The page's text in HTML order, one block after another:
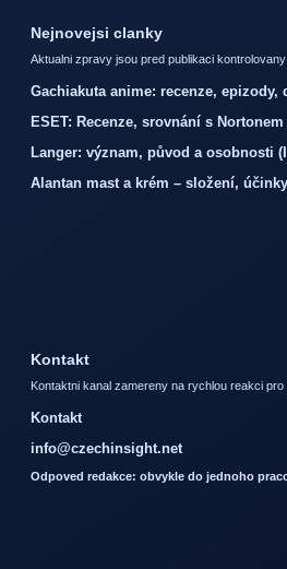
Nejnovejsi clanky
Aktualni zpravy jsou pred publikaci kontrolovany
Gachiakuta anime: recenze, epizody,
ESET: Recenze, srovnání s
Langer: význam, původ a osobnosti
Alantan mast a krém – složení,
Kontakt
Kontaktni kanal zamereny na rychlou reakci pro
Kontakt
info@czechinsight.net
Odpoved redakce: obvykle do jednoho